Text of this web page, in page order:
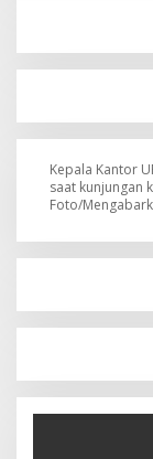
Kepala Kantor
saat kunjungan
Foto/